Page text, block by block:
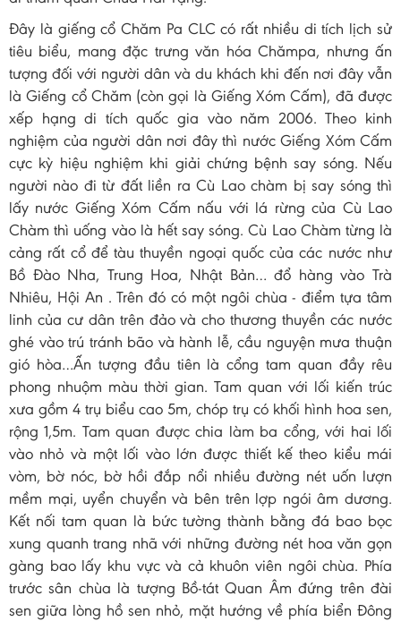
Đây là giếng cổ Chăm Pa CLC có rất nhiều di tích lịch sử
tiêu biểu, mang đặc trưng văn hóa Chămpa, nhưng ấn
tượng đối với người dân và du khách khi đến nơi đây vẫn
là Giếng cổ Chăm (còn gọi là Giếng Xóm Cấm), đã được
xếp hạng di tích quốc gia vào năm 2006. Theo kinh
nghiệm của người dân nơi đây thì nước Giếng Xóm Cấm
cực kỳ hiệu nghiệm khi giải chứng bệnh say sóng. Nếu
người nào đi từ đất liền ra Cù Lao chàm bị say sóng thì
lấy nước Giếng Xóm Cấm nấu với lá rừng của Cù Lao
Chàm thì uống vào là hết say sóng. Cù Lao Chàm từng là
cảng rất cổ để tàu thuyền ngoại quốc của các nước như
Bồ Đào Nha, Trung Hoa, Nhật Bản… đổ hàng vào Trà
Nhiêu, Hội An . Trên đó có một ngôi chùa - điểm tựa tâm
linh của cư dân trên đảo và cho thương thuyền các nước
ghé vào trú tránh bão và hành lễ, cầu nguyện mưa thuận
gió hòa…Ấn tượng đầu tiên là cổng tam quan đầy rêu
phong nhuộm màu thời gian. Tam quan với lối kiến trúc
xưa gồm 4 trụ biểu cao 5m, chóp trụ có khối hình hoa sen,
rộng 1,5m. Tam quan được chia làm ba cổng, với hai lối
vào nhỏ và một lối vào lớn được thiết kế theo kiểu mái
vòm, bờ nóc, bờ hồi đắp nổi nhiều đường nét uốn lượn
mềm mại, uyển chuyển và bên trên lợp ngói âm dương.
Kết nối tam quan là bức tường thành bằng đá bao bọc
xung quanh trang nhã với những đường nét hoa văn gọn
gàng bao lấy khu vực và cả khuôn viên ngôi chùa. Phía
trước sân chùa là tượng Bồ-tát Quan Âm đứng trên đài
sen giữa lòng hồ sen nhỏ, mặt hướng về phía biển Đông